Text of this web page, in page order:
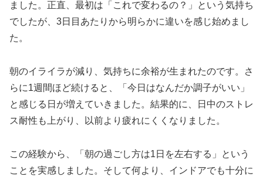
ました。正直、最初は「これで変わるの？」という気持ち
でしたが、3日目あたりから明らかに違いを感じ始めまし
た。
朝のイライラが減り、気持ちに余裕が生まれたのです。さ
らに1週間ほど続けると、「今日はなんだか調子がいい」
と感じる日が増えていきました。結果的に、日中のストレ
ス耐性も上がり、以前より疲れにくくなりました。
この経験から、「朝の過ごし方は1日を左右する」という
ことを実感しました。そして何より、インドアでも十分に